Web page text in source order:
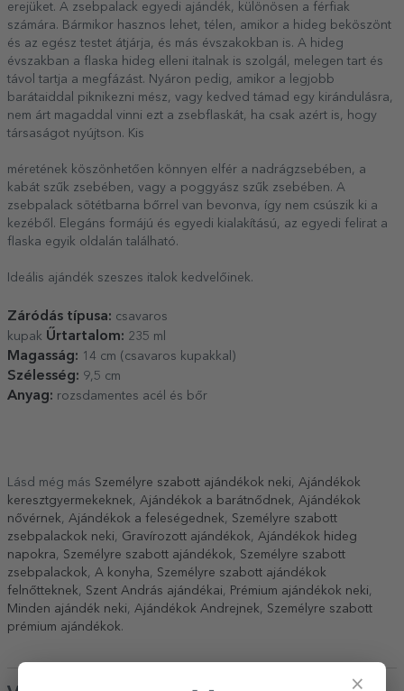
erejüket. A zsebpalack egyedi ajándék, különösen a férfiak
számára. Bármikor hasznos lehet, télen, amikor a hideg beköszönt
és az egész testet átjárja, és más évszakokban is. A hideg
évszakban a flaska hideg elleni italnak is szolgál, melegen tart és
távol tartja a megfázást. Nyáron pedig, amikor a legjobb
barátaiddal piknikezni mész, vagy kedved támad egy kirándulásra,
nem árt magaddal vinni ezt a zsebflaskát, ha csak azért is, hogy
társaságot nyújtson. Kis
méretének köszönhetően könnyen elfér a nadrágzsebében, a
kabát szűk zsebében, vagy a poggyász szűk zsebében. A
zsebpalack sötétbarna bőrrel van bevonva, így nem csúszik ki a
kezéből. Elegáns formájú és egyedi kialakítású, az egyedi felirat a
flaska egyik oldalán található.
Ideális ajándék szeszes italok kedvelőinek.
Záródás típusa: csavaros
kupak Űrtartalom: 235 ml
Magasság: 14 cm (csavaros kupakkal)
Szélesség: 9,5 cm
Anyag: rozsdamentes acél és bőr
Lásd még más Személyre szabott ajándékok neki, Ajándékok
keresztgyermekeknek, Ajándékok a barátnődnek, Ajándékok
nővérnek, Ajándékok a feleségednek, Személyre szabott
zsebpalackok neki, Gravírozott ajándékok, Ajándékok hideg
napokra, Személyre szabott ajándékok, Személyre szabott
zsebpalackok, A konyha, Személyre szabott ajándékok
felnőtteknek, Szent András ajándékai, Prémium ajándékok neki,
Minden ajándék neki, Ajándékok Andrejnek, Személyre szabott
prémium ajándékok.
×